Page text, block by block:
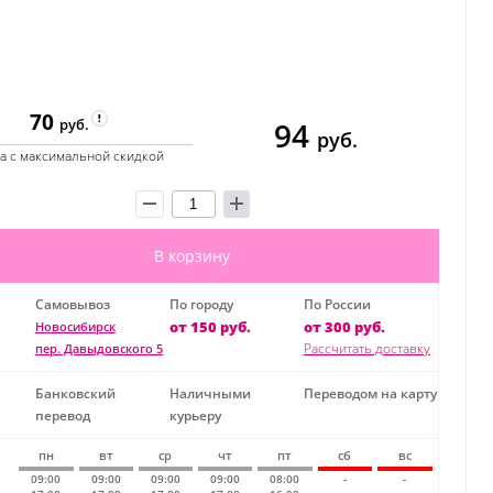
70 руб.
с максимальной скидкой 94 руб.
В корзину
Самовывоз
Новосибирск
пер. Давыдовского 5
По городу
от 150 руб.
По России
от 300 руб.
Рассчитать доставку
Банковский
перевод
Наличными
курьеру
Переводом на карту
пн вт ср чт пт сб вс
09:00
09:00
09:00
09:00
08:00
-
-